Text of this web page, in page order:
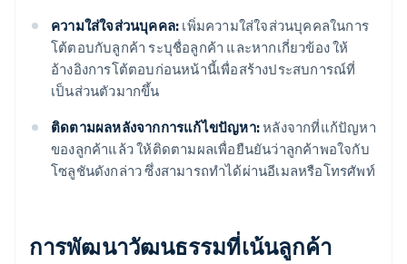
ความใส่ใจส่วนบุคคล: เพิ่มความใส่ใจส่วนบุคคลในการ
โต้ตอบกับลูกค้า ระบุชื่อลูกค้า และหากเกี่ยวข้อง ให้
อ้างอิงการโต้ตอบก่อนหน้านี้เพื่อสร้างประสบการณ์ที่
เป็นส่วนตัวมากขึ้น
ติดตามผลหลังจากการแก้ไขปัญหา:หลังจากที่แก้ปัญหา
ของลูกค้าแล้ว ให้ติดตามผลเพื่อยืนยันว่าลูกค้าพอใจกับ
โซลูชันดังกล่าว ซึ่งสามารถทำได้ผ่านอีเมลหรือโทรศัพท์
การพัฒนาวัฒนธรรมที่เน้นลูกค้า